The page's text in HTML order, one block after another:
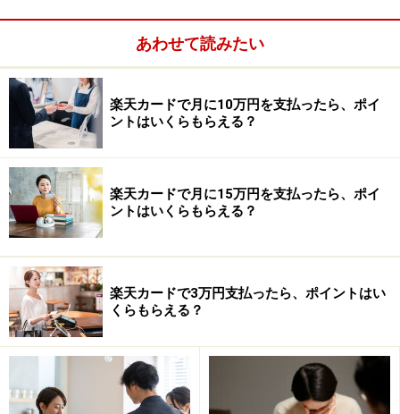
め、楽天カードの家族カードを発行するのはあ
まりおすすめではありません。
家族カードではなく本会員カードとして発行
し、利用実績を積むことで、クレジットヒスト
リーも積み上がり、今後別のクレジットカード
を発行する際に有利になるメリットもありま
す。
あわせて読みたい
楽天カードで月に10万円を支払ったら、ポイ
ントはいくらもらえる？
楽天カードで月に15万円を支払ったら、ポイ
ントはいくらもらえる？
楽天カードで3万円支払ったら、ポイントはい
くらもらえる？